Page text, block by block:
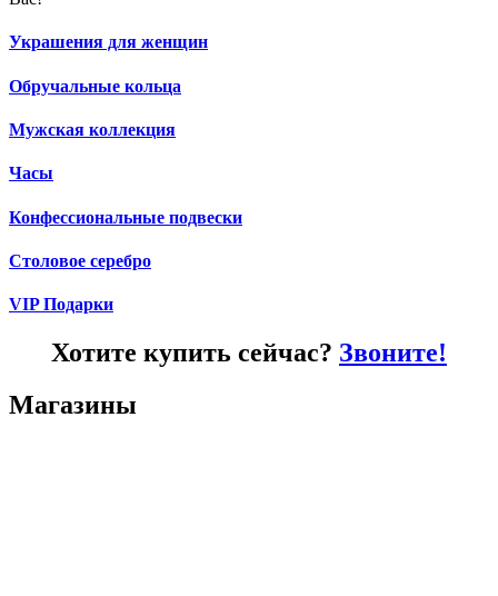
Украшения для женщин
Обручальные кольца
Мужская коллекция
Часы
Конфессиональные подвески
Столовое серебро
VIP Подарки
Хотите купить сейчас? Звоните!
Магазины